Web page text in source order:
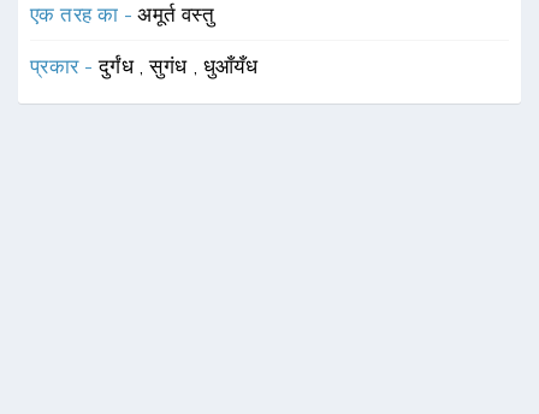
एक तरह का -अमूर्त वस्तु
प्रकार -दुर्गंध ,सुगंध धुआँयँध